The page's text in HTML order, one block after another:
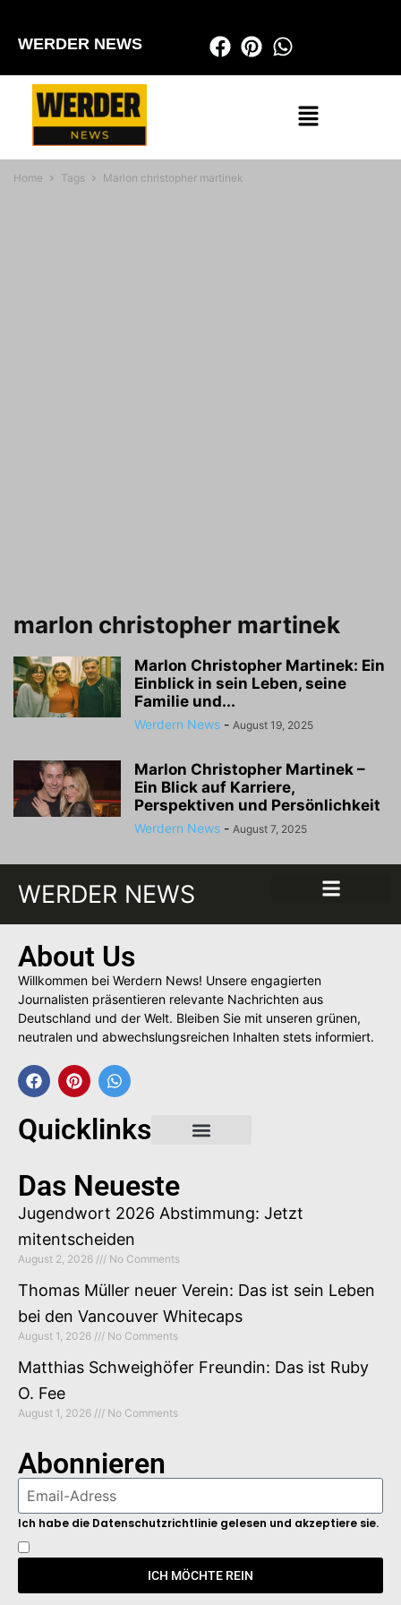
WERDER NEWS
Home Tags Marlon christopher martinek
marlon christopher martinek
Marlon Christopher Martinek: Ein
Einblick in sein Leben, seine
Familie und...
Werdern News - August 19, 2025
Marlon Christopher Martinek –
Ein Blick auf Karriere,
Perspektiven und Persönlichkeit
Werdern News - August 7, 2025
WERDER NEWS
About Us
Willkommen bei Werdern News! Unsere engagierten
Journalisten präsentieren relevante Nachrichten aus
Deutschland und der Welt. Bleiben Sie mit unseren grünen,
neutralen und abwechslungsreichen Inhalten stets informiert.
Quicklinks
Das Neueste
Jugendwort 2026 Abstimmung: Jetzt
mitentscheiden
August 2, 2026 No Comments
Thomas Müller neuer Verein: Das ist sein Leben
bei den Vancouver Whitecaps
August 1, 2026 No Comments
Matthias Schweighöfer Freundin: Das ist Ruby
O. Fee
August 1, 2026 No Comments
Abonnieren
Ich habe die Datenschutzrichtlinie gelesen und akzeptiere sie.
ICH MÖCHTE REIN